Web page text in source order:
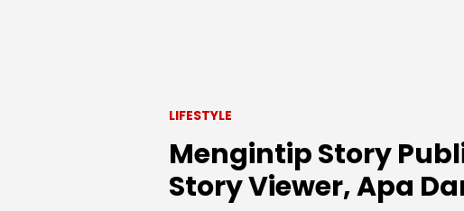
LIFESTYLE
Mengintip Story
Story Viewer, Apa